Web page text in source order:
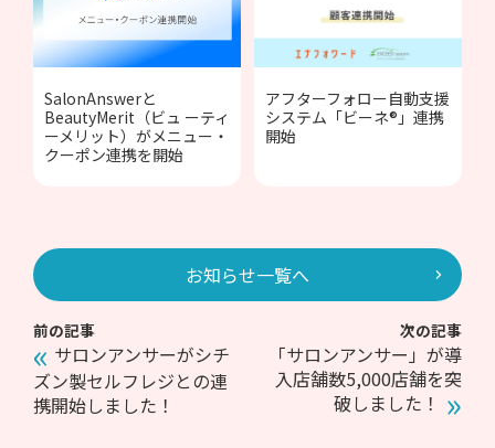
SalonAnswerと
BeautyMerit（ビュ ーティ
ーメリット）がメニュー・
クーポン連携を開始
アフターフォロー自動支援
システム「ビーネ®︎」連携
開始
お知らせ一覧へ
前の記事
サロンアンサーがシチ
ズン製セルフレジとの連
携開始しました！
次の記事
「サロンアンサー」が導
入店舗数5,000店舗を突
破しました！